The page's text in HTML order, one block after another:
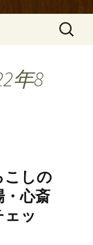
検
年8
こしの
・心斎
ッ